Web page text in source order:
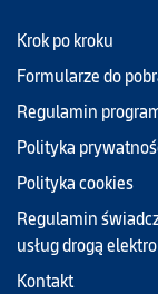
Krok po kroku
Formularze do
Regulamin
Polityka
Polityka cookies
Regulamin
usług drogą
Kontakt